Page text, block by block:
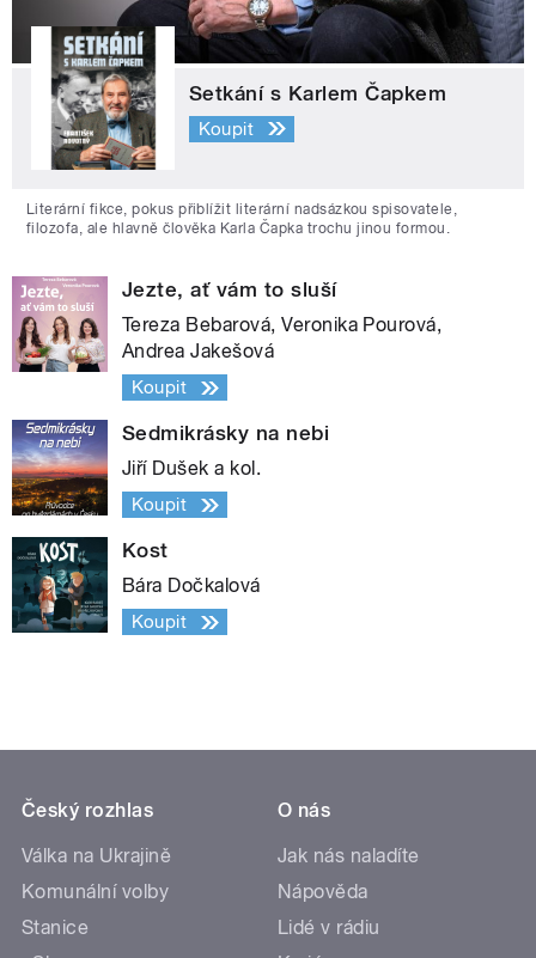
Setkání s Karlem Čapkem
Koupit
Literární fikce, pokus přiblížit literární nadsázkou spisovatele,
filozofa, ale hlavně člověka Karla Čapka trochu jinou formou.
Jezte, ať vám to sluší
Tereza Bebarová, Veronika Pourová,
Andrea Jakešová
Koupit
Sedmikrásky na nebi
Jiří Dušek a kol.
Koupit
Kost
Bára Dočkalová
Koupit
Český rozhlas
Válka na Ukrajině
Komunální volby
Stanice
O nás
Jak nás naladíte
Nápověda
Lidé v rádiu